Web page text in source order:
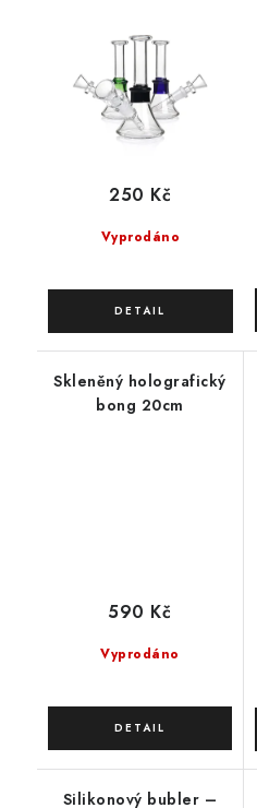
Vyprodáno
250 Kč
Skleněný holografický
bong 20cm
Vyprodáno
590 Kč
Silikonový bubler –